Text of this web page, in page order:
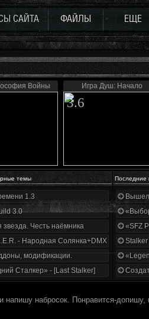
САЙТА ФАЙЛЫ ЕЩЕ
Войны Игра Душ: Начало
3.6
темы Последние
| Разбор трейлера
1.3
3.0
Честь наёмника
- Народная Солянка+DMX
модификации.
Сталкер» - [Last Stalker]
Вышел
«SFZ
Stalker
напишу набросок. Понравится-